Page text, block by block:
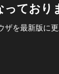
っており
を最新版に更